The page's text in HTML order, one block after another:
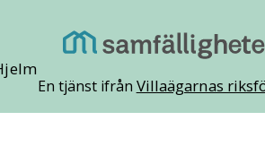
En tjänst ifrån Villaägarnas